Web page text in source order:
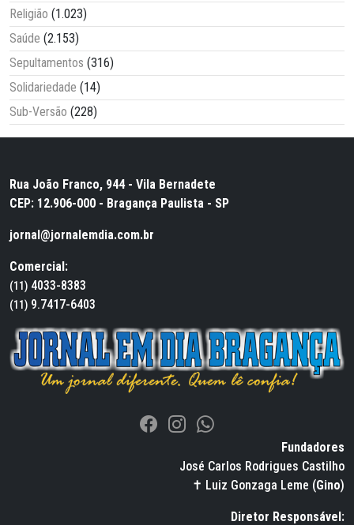
Religião (1.023)
Saúde (2.153)
Sepultamentos (316)
Solidariedade (14)
Sub-Versão (228)
Rua João Franco, 944 - Vila Bernadete
CEP: 12.906-000 - Bragança Paulista - SP
jornal@jornalemdia.com.br
Comercial:
(11) 4033-8383
(11) 9.7417-6403
Fundadores
José Carlos Rodrigues Castilho
✝ Luiz Gonzaga Leme (Gino)
Diretor Responsável: